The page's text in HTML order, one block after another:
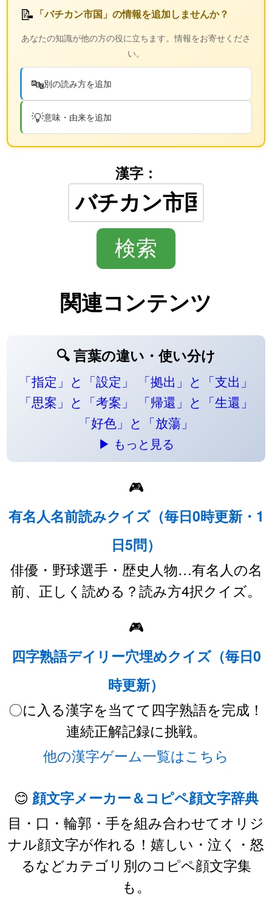
📝 「バチカン市国」の情報を追加しませんか？
あなたの知識が他の方の役に立ちます。情報をお寄せくださ
い。
🔤別の読み方を追加
💡意味・由来を追加
漢字：
関連コンテンツ
🔍 言葉の違い・使い分け
「指定」と「設定」
「拠出」と「支出」
「思案」と「考案」
「帰還」と「生還」
「好色」と「放蕩」
▶ もっと見る
🎮
有名人名前読みクイズ（毎日0時更新・1
日5問）
俳優・野球選手・歴史人物…有名人の名
前、正しく読める？読み方4択クイズ。
🎮
四字熟語デイリー穴埋めクイズ（毎日0
時更新）
〇に入る漢字を当てて四字熟語を完成！
連続正解記録に挑戦。
他の漢字ゲーム一覧はこちら
😊 顔文字メーカー＆コピペ顔文字辞典
目・口・輪郭・手を組み合わせてオリジ
ナル顔文字が作れる！嬉しい・泣く・怒
るなどカテゴリ別のコピペ顔文字集
も。